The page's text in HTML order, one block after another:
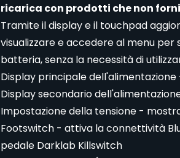
ricarica con prodotti che non
Tramite il display e il touchpad
visualizzare e accedere al menu
batteria, senza la necessità di
Display principale
Display secondario
Impostazione della tensione -
Footswitch - attiva la connettività
pedale Darklab Killswitch